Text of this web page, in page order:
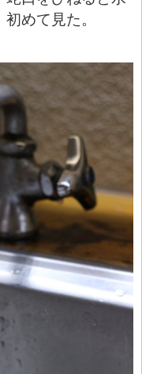
めて見た。